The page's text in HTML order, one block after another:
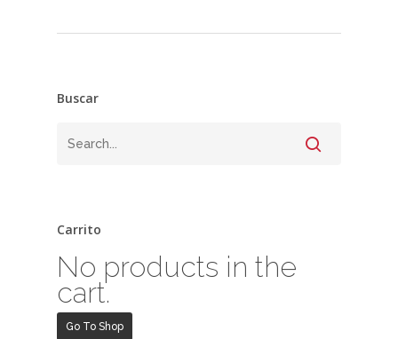
Buscar
Carrito
No products in the
cart.
Go To Shop